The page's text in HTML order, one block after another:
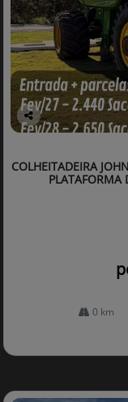
Co
arti
lhe
COLHEITADEIRA
PLATAFORMA
0 km